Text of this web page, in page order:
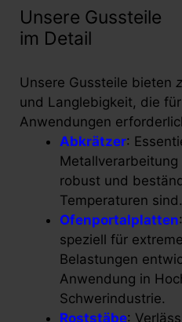
Unsere Gussteile
im Detail
Unsere Gussteile bieten
und Langlebigkeit, die
Anwendungen
Abkrätzer:
robust und
Temperaturen sind.
Ofenportalplatten
speziell für
Belastungen
Anwendung in
Schwerindustrie.
Roststäbe: